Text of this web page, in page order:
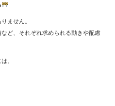
ません。
ど、それぞれ求められる動きや配慮
、